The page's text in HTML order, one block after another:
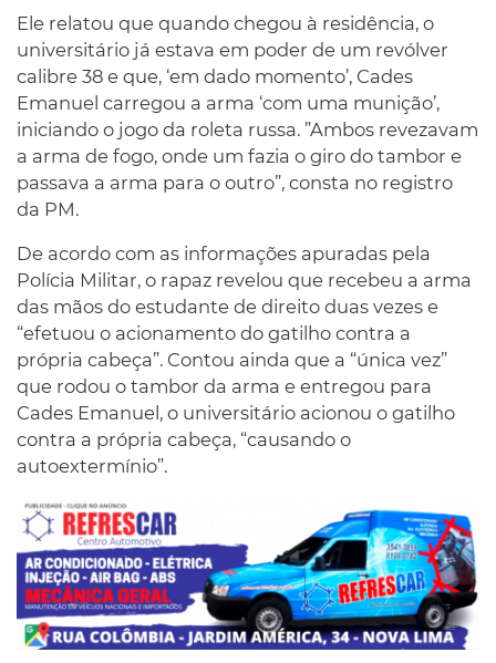
Ele relatou que quando chegou à residência, o
universitário já estava em poder de um revólver
calibre 38 e que, ‘em dado momento’, Cades
Emanuel carregou a arma ‘com uma munição’,
iniciando o jogo da roleta russa. ”Ambos revezavam
a arma de fogo, onde um fazia o giro do tambor e
passava a arma para o outro”, consta no registro
da PM.
De acordo com as informações apuradas pela
Polícia Militar, o rapaz revelou que recebeu a arma
das mãos do estudante de direito duas vezes e
“efetuou o acionamento do gatilho contra a
própria cabeça”. Contou ainda que a “única vez”
que rodou o tambor da arma e entregou para
Cades Emanuel, o universitário acionou o gatilho
contra a própria cabeça, “causando o
autoextermínio”.